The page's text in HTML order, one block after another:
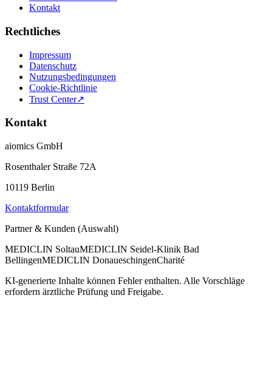
Kontakt
Rechtliches
Impressum
Datenschutz
Nutzungsbedingungen
Cookie-Richtlinie
Trust Center↗
Kontakt
aiomics GmbH
Rosenthaler Straße 72A
10119 Berlin
Kontaktformular
Partner & Kunden (Auswahl)
MEDICLIN SoltauMEDICLIN Seidel-Klinik Bad
BellingenMEDICLIN DonaueschingenCharité
KI-generierte Inhalte können Fehler enthalten. Alle Vorschläge
erfordern ärztliche Prüfung und Freigabe.